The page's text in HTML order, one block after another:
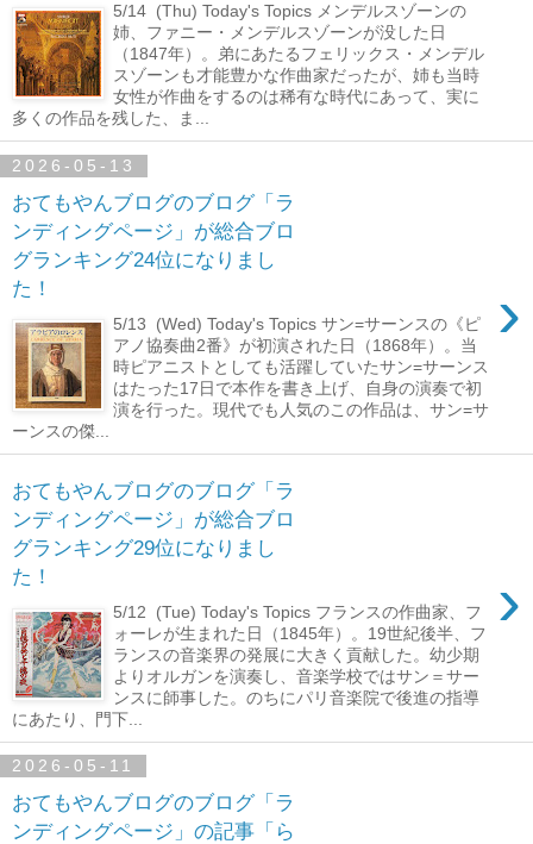
5/14 (Thu) Today's Topics メンデルスゾーンの
姉、ファニー・メンデルスゾーンが没した日
（1847年）。弟にあたるフェリックス・メンデル
スゾーンも才能豊かな作曲家だったが、姉も当時
女性が作曲をするのは稀有な時代にあって、実に
多くの作品を残した、ま...
2026-05-13
おてもやんブログのブログ「ラ
ンディングページ」が総合ブロ
グランキング24位になりまし
た！
›
5/13 (Wed) Today's Topics サン=サーンスの《ピ
アノ協奏曲2番》が初演された日（1868年）。当
時ピアニストとしても活躍していたサン=サーンス
はたった17日で本作を書き上げ、自身の演奏で初
演を行った。現代でも人気のこの作品は、サン=サ
ーンスの傑...
おてもやんブログのブログ「ラ
ンディングページ」が総合ブロ
グランキング29位になりまし
た！
›
5/12 (Tue) Today's Topics フランスの作曲家、フ
ォーレが生まれた日（1845年）。19世紀後半、フ
ランスの音楽界の発展に大きく貢献した。幼少期
よりオルガンを演奏し、音楽学校ではサン＝サー
ンスに師事した。のちにパリ音楽院で後進の指導
にあたり、門下...
2026-05-11
おてもやんブログのブログ「ラ
ンディングページ」の記事「ら